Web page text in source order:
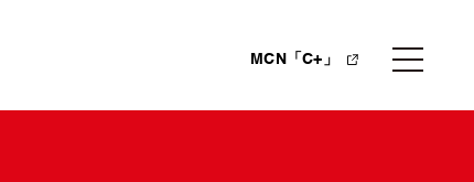
MCN「C+」